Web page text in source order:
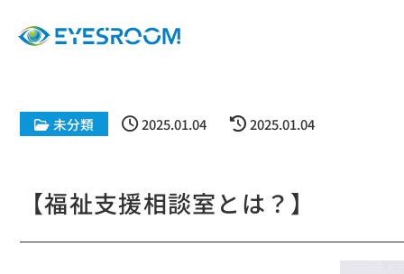
未分類 2025.01.04 2025.01.04
【福祉支援相談室とは？】